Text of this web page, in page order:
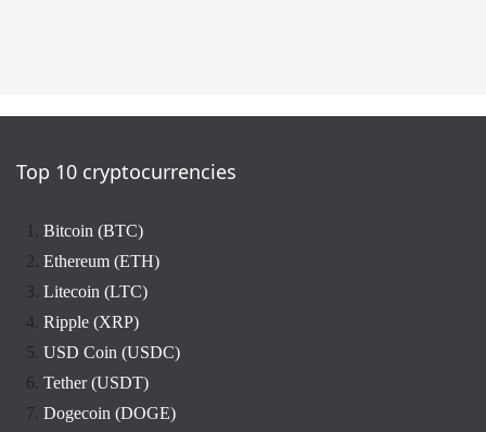
Top 10 cryptocurrencies
Bitcoin (BTC)
Ethereum (ETH)
Litecoin (LTC)
Ripple (XRP)
USD Coin (USDC)
Tether (USDT)
Dogecoin (DOGE)